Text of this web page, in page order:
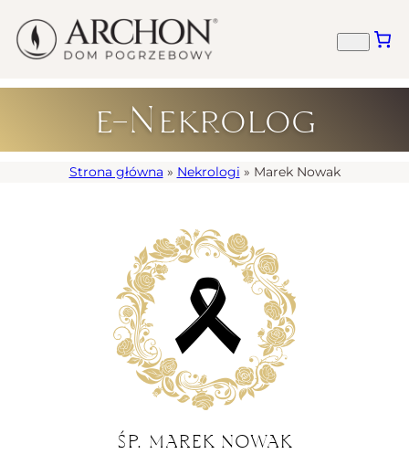
e-Nekrolog
Strona główna » Nekrologi » Marek Nowak
ŚP. MAREK NOWAK